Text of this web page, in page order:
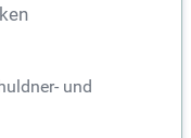
und